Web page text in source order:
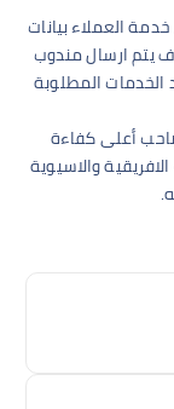
العملاء بيانات
يتم ارسال مندوب
المطلوبة
أعلى كفاءة
والاسيوية